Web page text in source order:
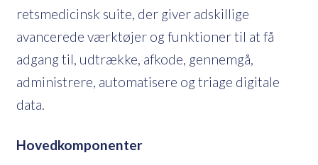
retsmedicinsk suite, der giver adskillige
avancerede værktøjer og funktioner til at få
adgang til, udtrække, afkode, gennemgå,
administrere, automatisere og triage digitale
data.
Hovedkomponenter